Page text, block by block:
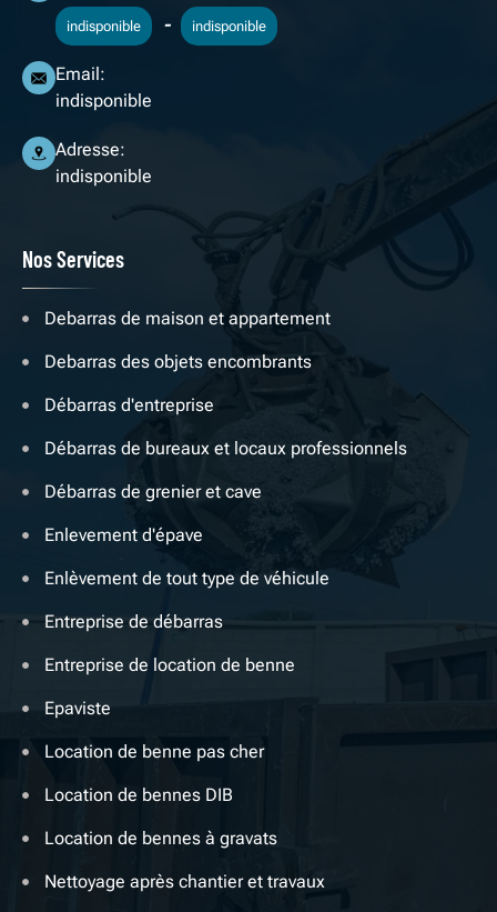
indisponible - indisponible
Email:
indisponible
Adresse:
indisponible
Nos Services
Debarras de maison et appartement
Debarras des objets encombrants
Débarras d'entreprise
Débarras de bureaux et locaux professionnels
Débarras de grenier et cave
Enlevement d'épave
Enlèvement de tout type de véhicule
Entreprise de débarras
Entreprise de location de benne
Epaviste
Location de benne pas cher
Location de bennes DIB
Location de bennes à gravats
Nettoyage après chantier et travaux